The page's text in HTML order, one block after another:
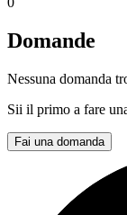
Domande
Nessuna domanda
Sii il primo a fare
Fai una domanda